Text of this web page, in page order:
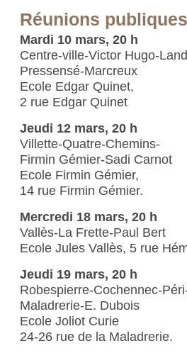
Réunions
Mardi 10 mars, 20 h
Centre-ville-Victor Hugo-
Pressensé-Marcreux
Ecole Edgar Quinet,
2 rue Edgar Quinet
Jeudi 12 mars, 20 h
Villette-Quatre-Chemins-
Firmin Gémier-Sadi Carnot
Ecole Firmin Gémier,
14 rue Firmin Gémier.
Mercredi 18 mars, 20 h
Vallès-La Frette-Paul Bert
Ecole Jules Vallès, 5 rue
Jeudi 19 mars, 20 h
Robespierre-Cochennec-
Maladrerie-E. Dubois
Ecole Joliot Curie
24-26 rue de la Maladrerie.